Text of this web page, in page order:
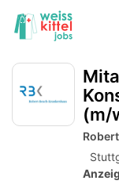
Accessibility
Modus
aktivieren
zur
zum
(m/